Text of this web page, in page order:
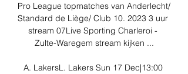
Pro League topmatches van Anderlecht/
Standard de Liège/ Club 10. 2023 3 uur
stream 07Live Sporting Charleroi -
Zulte-Waregem stream kijken ...
A. LakersL. Lakers Sun 17 Dec|13:00